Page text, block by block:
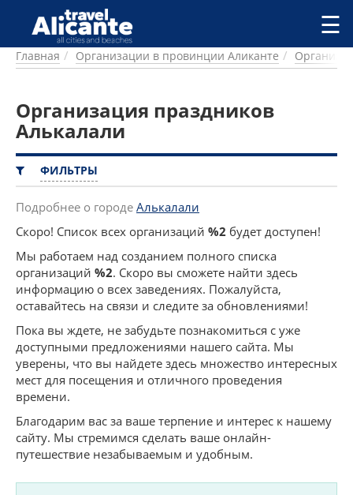
Перейти к основному содержанию
ГОРОДА
ПИТАНИЕ
ПРОЖИВАНИЕ
ДОСТОПРИМЕЧАТЕЛЬНОСТИ
КЕМПИНГ
КОМАРКИ (РАЙОНЫ)
РЕЦЕПТЫ
ПРЕДЛОЖЕНИЯ
СТАТЬИ
УСЛУГИ
☰
Главная Организации в провинции Аликанте
Организация праздников
Алькалали
ФИЛЬТРЫ
Подробнее о городе Алькалали
Скоро! Список всех организаций %2 будет доступен!
Мы работаем над созданием полного списка
организаций %2. Скоро вы сможете найти здесь
информацию о всех заведениях. Пожалуйста,
оставайтесь на связи и следите за обновлениями!
Пока вы ждете, не забудьте познакомиться с уже
доступными предложениями нашего сайта. Мы
уверены, что вы найдете здесь множество интересных
мест для посещения и отличного проведения
времени.
Благодарим вас за ваше терпение и интерес к нашему
сайту. Мы стремимся сделать ваше онлайн-
путешествие незабываемым и удобным.